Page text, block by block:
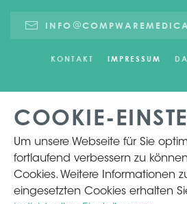
INFO
KONTAKT IMPRESSUM
COOKIE-
Um unsere Webseite für Sie
fortlaufend verbessern zu
Cookies. Weitere Informationen
eingesetzten Cookies erhalten